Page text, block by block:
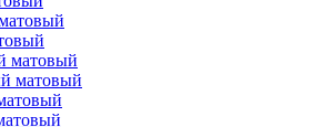
матовый
матовый